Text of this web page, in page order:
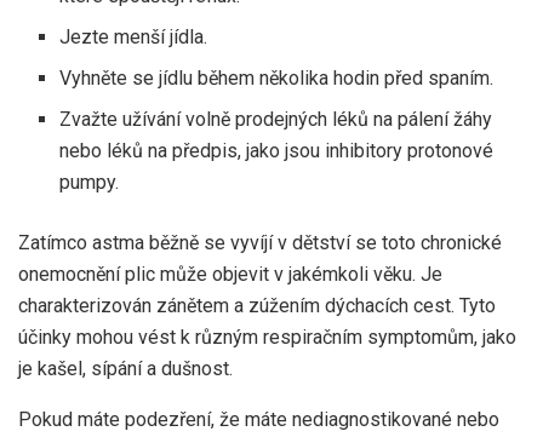
Jezte menší jídla.
Vyhněte se jídlu během několika hodin před spaním.
Zvažte užívání volně prodejných léků na pálení žáhy
nebo léků na předpis, jako jsou inhibitory protonové
pumpy.
Zatímco astma běžně se vyvíjív dětství se toto chronické
onemocnění plic může objevit v jakémkoli věku. Je
charakterizován zánětem a zúžením dýchacích cest. Tyto
účinky mohou vést k různým respiračním symptomům, jako
je kašel, sípání a dušnost.
Pokud máte podezření, že máte nediagnostikované nebo